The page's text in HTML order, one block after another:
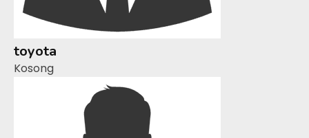
toyota
Kosong